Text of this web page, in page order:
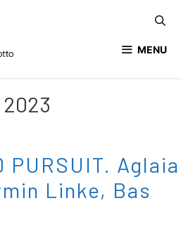
MENU
PURSUIT. Aglaia
Linke, Bas